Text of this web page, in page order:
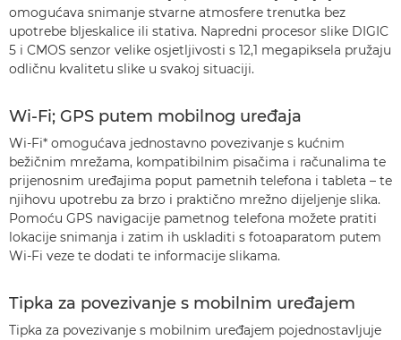
omogućava snimanje stvarne atmosfere trenutka bez
upotrebe bljeskalice ili stativa. Napredni procesor slike DIGIC
5 i CMOS senzor velike osjetljivosti s 12,1 megapiksela pružaju
odličnu kvalitetu slike u svakoj situaciji.
Wi-Fi; GPS putem mobilnog uređaja
Wi-Fi* omogućava jednostavno povezivanje s kućnim
bežičnim mrežama, kompatibilnim pisačima i računalima te
prijenosnim uređajima poput pametnih telefona i tableta – te
njihovu upotrebu za brzo i praktično mrežno dijeljenje slika.
Pomoću GPS navigacije pametnog telefona možete pratiti
lokacije snimanja i zatim ih uskladiti s fotoaparatom putem
Wi-Fi veze te dodati te informacije slikama.
Tipka za povezivanje s mobilnim uređajem
Tipka za povezivanje s mobilnim uređajem pojednostavljuje